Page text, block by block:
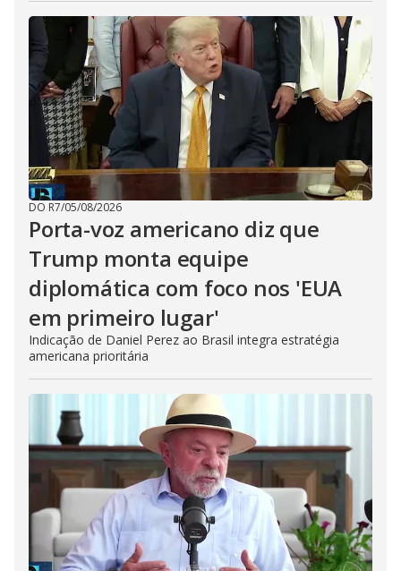
DO R7/05/08/2026
Porta-voz americano diz que
Trump monta equipe
diplomática com foco nos 'EUA
em primeiro lugar'
Indicação de Daniel Perez ao Brasil integra estratégia
americana prioritária